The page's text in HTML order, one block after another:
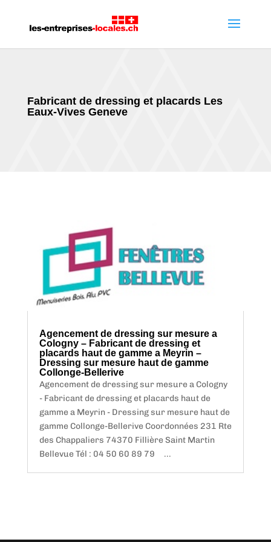
Fabricant de dressing et placards Les
Eaux-Vives Geneve
Agencement de dressing sur mesure a
Cologny – Fabricant de dressing et
placards haut de gamme a Meyrin –
Dressing sur mesure haut de gamme
Collonge-Bellerive
Agencement de dressing sur mesure a Cologny
- Fabricant de dressing et placards haut de
gamme a Meyrin - Dressing sur mesure haut de
gamme Collonge-Bellerive Coordonnées 231 Rte
des Chappaliers 74370 Fillière Saint Martin
Bellevue Tél : 04 50 60 89 79 ...